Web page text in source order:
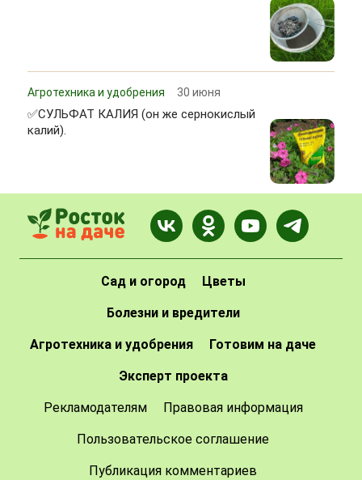
Агротехника и удобрения 30 июня
✅СУЛЬФАТ КАЛИЯ (он же сернокислый
калий).
Сад и огород Цветы
Болезни и вредители
Агротехника и удобрения Готовим на даче
Эксперт проекта
Рекламодателям Правовая информация
Пользовательское соглашение
Публикация комментариев